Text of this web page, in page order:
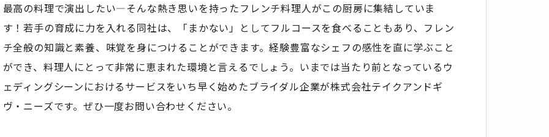
最高の料理で演出したい―そんな熱き思いを持ったフレンチ料理人がこの厨房に集結していま
す！若手の育成に力を入れる同社は、「まかない」としてフルコースを食べることもあり、フレン
チ全般の知識と素養、味覚を身につけることができます。経験豊富なシェフの感性を直に学ぶこと
ができ、料理人にとって非常に恵まれた環境と言えるでしょう。いまでは当たり前となっているウ
ェディングシーンにおけるサービスをいち早く始めたブライダル企業が株式会社テイクアンドギ
ヴ・ニーズです。ぜひ一度お問い合わせください。